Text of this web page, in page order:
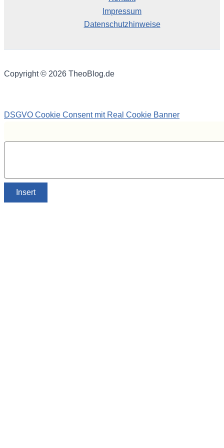
Impressum
Datenschutzhinweise
Copyright © 2026 TheoBlog.de
DSGVO Cookie Consent mit Real Cookie Banner
Insert